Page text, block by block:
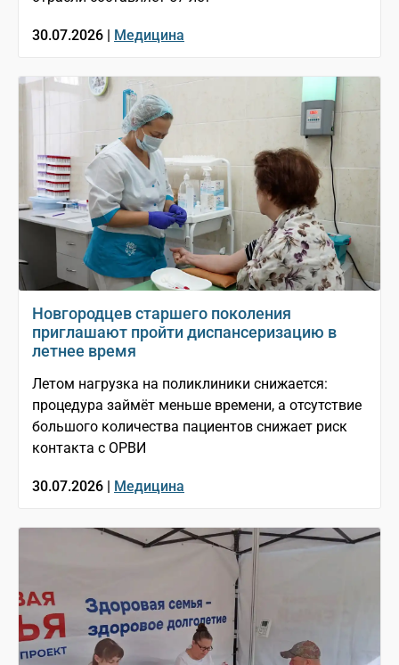
30.07.2026 | Медицина
Новгородцев старшего поколения
приглашают пройти диспансеризацию в
летнее время
Летом нагрузка на поликлиники снижается:
процедура займёт меньше времени, а отсутствие
большого количества пациентов снижает риск
контакта с ОРВИ
30.07.2026 | Медицина